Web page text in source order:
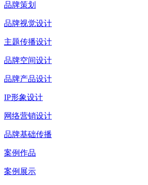
品牌策划
品牌视觉设计
主题传播设计
品牌空间设计
品牌产品设计
IP形象设计
网络营销设计
品牌基础传播
案例作品
案例展示